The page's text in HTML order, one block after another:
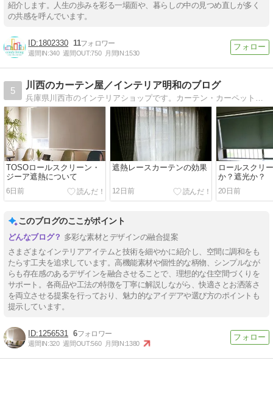
紹介します。人生の歩みを彩る一場面や、暮らしの中の見つめ直しが多く
の共感を呼んでいます。
1802330 11
週間IN:340 週間OUT:750 月間IN:1530
5
川西のカーテン屋／インテリア明和のブログ
兵庫県川西市のインテリアショップです。カーテン・カーペットに関する情報や日々の出来事についてお伝えします。
TOSOロールスクリーン・
ジーア遮熱について
6日前
遮熱レースカーテンの効果
12日前
ロールスクリ
か？遮光か？
20日前
このブログのここがポイント
多彩な素材とデザインの融合提案
さまざまなインテリアアイテムと技術を細やかに紹介し、空間に調和をも
たらす工夫を追求しています。高機能素材や個性的な柄物、シンプルなが
らも存在感のあるデザインを融合させることで、理想的な住空間づくりを
サポート。各商品や工法の特徴を丁寧に解説しながら、快適さとお洒落さ
を両立させる提案を行っており、魅力的なアイデアや選び方のポイントも
提示しています。
1256531 6
週間IN:320 週間OUT:560 月間IN:1380